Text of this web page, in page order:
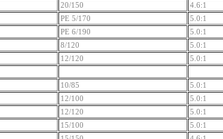
20/150 4.6:1
PE 5/170 5.0:1
PE 6/190 5.0:1
8/120 5.0:1
12/120 5.0:1
10/85 5.0:1
12/100 5.0:1
12/120 5.0:1
15/100 5.0:1